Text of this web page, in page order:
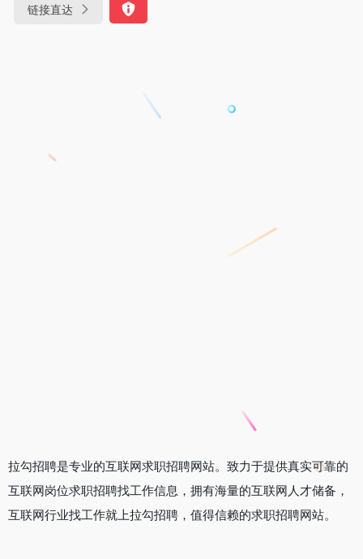
链接直达
拉勾招聘是专业的互联网求职招聘网站。致力于提供真实可靠的
互联网岗位求职招聘找工作信息，拥有海量的互联网人才储备，
互联网行业找工作就上拉勾招聘，值得信赖的求职招聘网站。